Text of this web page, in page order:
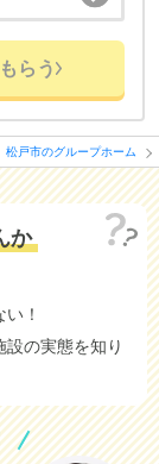
らう
松戸市のグループホーム
か
！
の実態を知り